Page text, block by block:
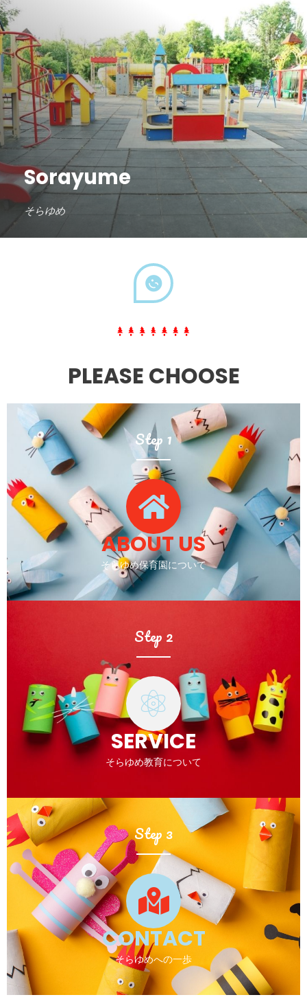
Sorayume
そらゆめ
PLEASE CHOOSE
Step 1
ABOUT US
そらゆめ保育園について
Step 2
SERVICE
そらゆめ教育について
Step 3
CONTACT
そらゆめへの一歩